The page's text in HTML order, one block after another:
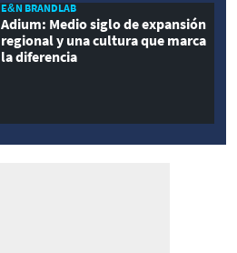
E&N BRANDLAB
Adium: Medio siglo de expansión
regional y una cultura que marca
la diferencia